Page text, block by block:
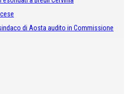
di Aosta audito in Commissione